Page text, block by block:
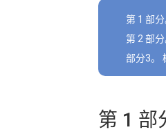
第 1 部
第 2 部
部分3。
第 1 部